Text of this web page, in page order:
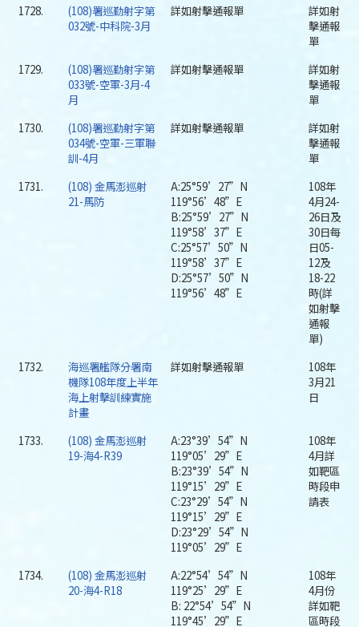
1728.
(108)署巡勤射字第
032號-中科院-3月
詳如射擊通報單
詳如射
擊通報
單
1729.
(108)署巡勤射字第
033號-空軍-3月-4
月
詳如射擊通報單
詳如射
擊通報
單
1730.
(108)署巡勤射字第
034號-空軍-三軍聯
訓-4月
詳如射擊通報單
詳如射
擊通報
單
1731.
(108) 金馬澎巡射
21-馬防
A:25°59’27”N
119°56’48”E
B:25°59’27”N
119°58’37”E
C:25°57’50”N
119°58’37”E
D:25°57’50”N
119°56’48”E
108年
4月24-
26日及
30日每
日05-
12及
18-22
時(詳
如射擊
通報
單)
1732.
海巡署艦隊分署南
機隊108年度上半年
海上射擊訓練實施
計畫
詳如射擊通報單
108年
3月21
日
1733.
(108) 金馬澎巡射
19-海4-R39
A:23°39’54”N
119°05’29”E
B:23°39’54”N
119°15’29”E
C:23°29’54”N
119°15’29”E
D:23°29’54”N
119°05’29”E
108年
4月詳
如靶區
時段申
請表
1734.
(108) 金馬澎巡射
20-海4-R18
A:22°54’54”N
119°25’29”E
B: 22°54’54”N
119°45’29”E
108年
4月份
詳如靶
區時段